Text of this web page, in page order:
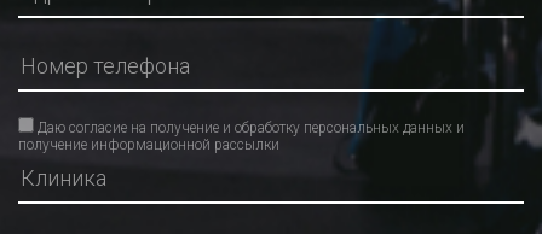
Даю согласие на получение и обработку персональных данных и
получение информационной рассылки